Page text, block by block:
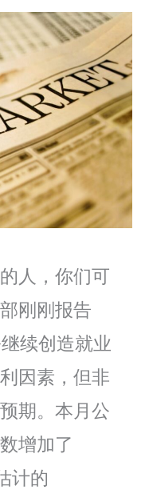
人，你们可
刚刚报告
续创造就业
因素，但非
期。本月公
增加了
计的